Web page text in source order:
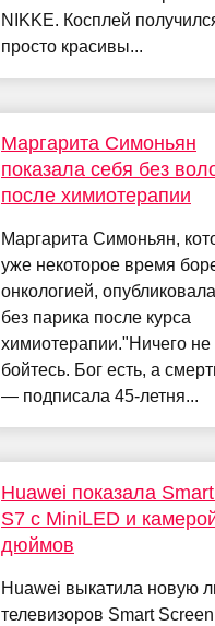
NIKKE. Косплей
просто красивы...
Маргарита Симоньян
показала себя без
после химиотерапии
Маргарита Симоньян,
уже некоторое время
онкологией,
без парика после курса
химиотерапии."Ничего не
бойтесь. Бог есть, а
— подписала 45-летня...
Huawei показала
S7 с MiniLED и
дюймов
Huawei выкатила новую
телевизоров Smart